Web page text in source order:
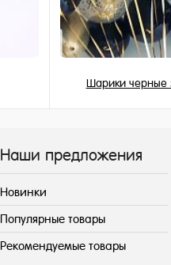
Шарики черные
Наши предложения
Новинки
Популярные товары
Рекомендуемые товары